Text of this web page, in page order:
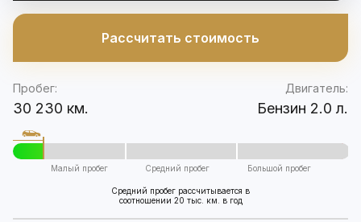
Рассчитать стоимость
Пробег:
30 230 км.
Двигатель:
Бензин 2.0 л.
Малый пробег Средний пробег Большой пробег
Средний пробег рассчитывается в
соотношении 20 тыс. км. в год